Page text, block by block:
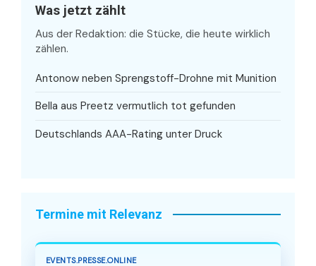
Was jetzt zählt
Aus der Redaktion: die Stücke, die heute wirklich
zählen.
Antonow neben Sprengstoff-Drohne mit Munition
Bella aus Preetz vermutlich tot gefunden
Deutschlands AAA-Rating unter Druck
Termine mit Relevanz
EVENTS.PRESSE.ONLINE